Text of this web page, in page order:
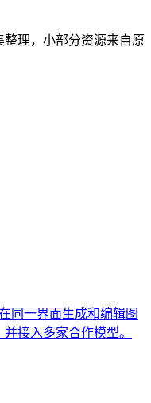
理，小部分资源来自原
同一界面生成和编辑图
接入多家合作模型。